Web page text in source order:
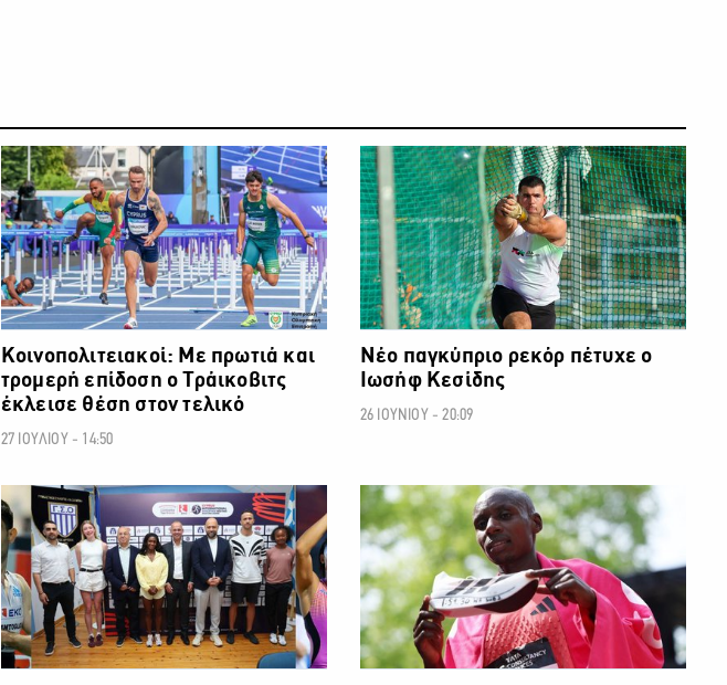
ΑΛΛΑ ΣΠΟΡ
Κοινοπολιτειακοί: Με πρωτιά και
τρομερή επίδοση ο Τράικοβιτς
έκλεισε θέση στον τελικό
27 ΙΟΥΛΙΟΥ - 14:50
ΑΛΛΑ ΣΠΟΡ
Νέο παγκύπριο ρεκόρ πέτυχε ο
Ιωσήφ Κεσίδης
26 ΙΟΥΝΙΟΥ - 20:09
ΑΛΛΑ ΣΠΟΡ ΑΛΛΑ ΣΠΟΡ